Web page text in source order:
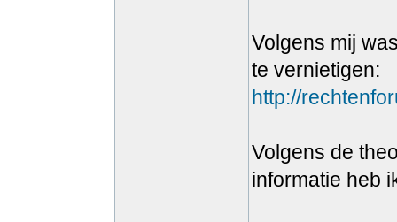
Volgens mij
te vernietigen:
http://
Volgens de
informatie heb